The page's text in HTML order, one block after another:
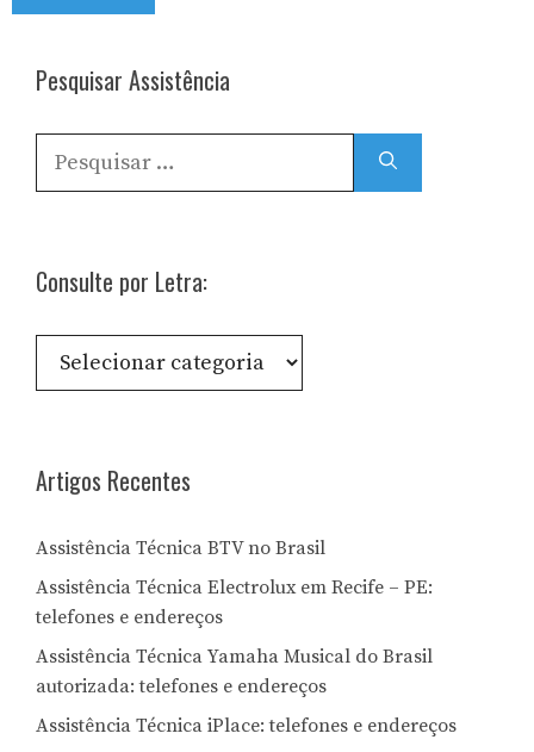
Pesquisar Assistência
Pesquisar
por:
Consulte por Letra:
Consulte
Artigos Recentes
Assistência Técnica BTV no Brasil
Assistência Técnica Electrolux em Recife – PE:
telefones e endereços
Assistência Técnica Yamaha Musical do Brasil
autorizada: telefones e endereços
Assistência Técnica iPlace: telefones e endereços